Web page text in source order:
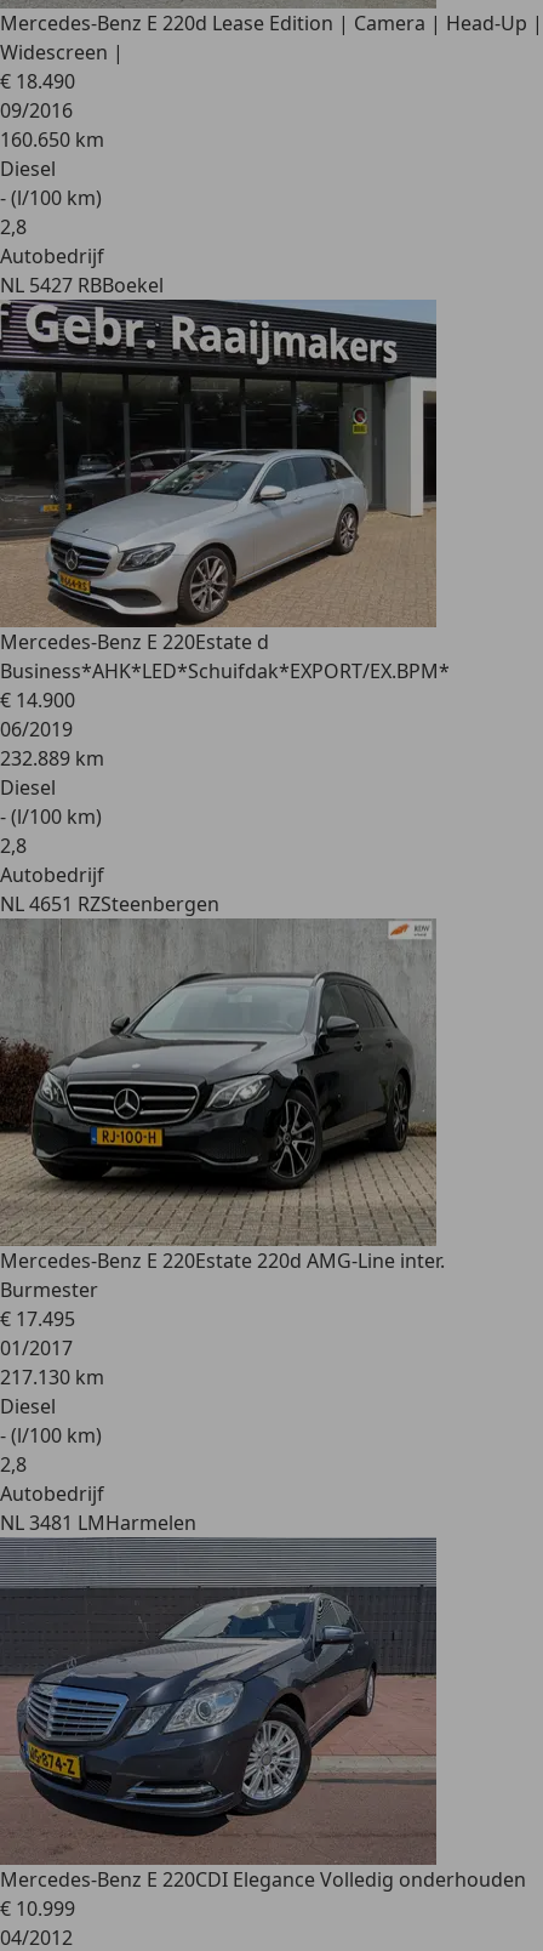
Mercedes-Benz E 220d Lease Edition | Camera | Head-Up |
Widescreen |
€ 18.490
09/2016
160.650 km
Diesel
- (l/100 km)
2,8
Autobedrijf
NL 5427 RBBoekel
Mercedes-Benz E 220Estate d
Business*AHK*LED*Schuifdak*EXPORT/EX.BPM*
€ 14.900
06/2019
232.889 km
Diesel
- (l/100 km)
2,8
Autobedrijf
NL 4651 RZSteenbergen
Mercedes-Benz E 220Estate 220d AMG-Line inter.
Burmester
€ 17.495
01/2017
217.130 km
Diesel
- (l/100 km)
2,8
Autobedrijf
NL 3481 LMHarmelen
Mercedes-Benz E 220CDI Elegance Volledig onderhouden
€ 10.999
04/2012